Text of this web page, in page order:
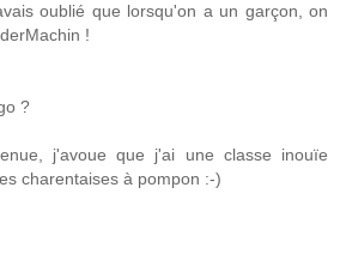
oublié que lorsqu'on a un garçon, on
!
?
j'avoue que j'ai une classe inouïe
charentaises à pompon :-)